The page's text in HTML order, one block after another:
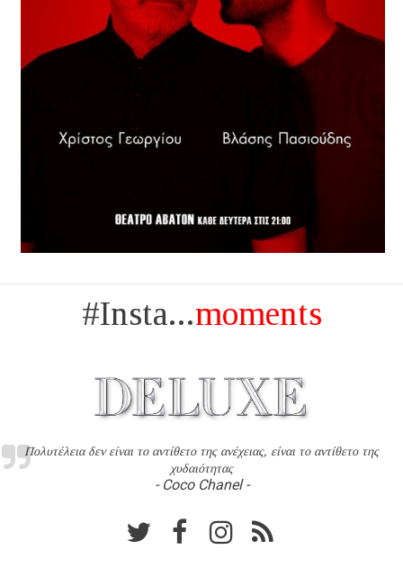
#Insta...moments
Πολυτέλεια δεν είναι το αντίθετο της ανέχειας, είναι το αντίθετο της
χυδαιότητας
- Coco Chanel -